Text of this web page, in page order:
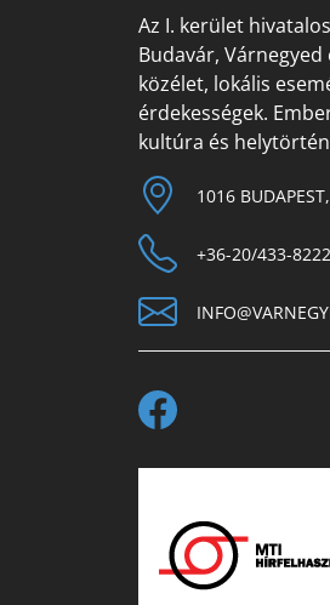
Az I. kerület
Budavár, Várnegyed
közélet, lokális
érdekességek.
kultúra és
1016
+36-20/433-8222